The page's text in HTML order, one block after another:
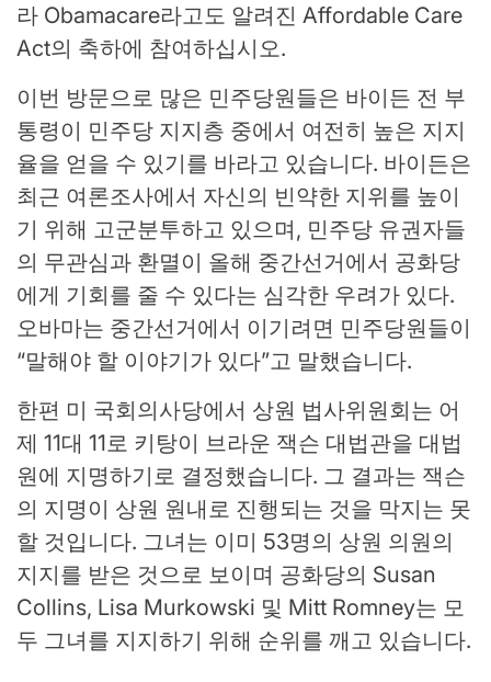
라 Obamacare라고도 알려진 Affordable Care
Act의 축하에 참여하십시오.
이번 방문으로 많은 민주당원들은 바이든 전 부
통령이 민주당 지지층 중에서 여전히 높은 지지
율을 얻을 수 있기를 바라고 있습니다. 바이든은
최근 여론조사에서 자신의 빈약한 지위를 높이
기 위해 고군분투하고 있으며, 민주당 유권자들
의 무관심과 환멸이 올해 중간선거에서 공화당
에게 기회를 줄 수 있다는 심각한 우려가 있다.
오바마는 중간선거에서 이기려면 민주당원들이
“말해야 할 이야기가 있다”고 말했습니다.
한편 미 국회의사당에서 상원 법사위원회는 어
제 11대 11로 키탕이 브라운 잭슨 대법관을 대법
원에 지명하기로 결정했습니다. 그 결과는 잭슨
의 지명이 상원 원내로 진행되는 것을 막지는 못
할 것입니다. 그녀는 이미 53명의 상원 의원의
지지를 받은 것으로 보이며 공화당의 Susan
Collins, Lisa Murkowski 및 Mitt Romney는 모
두 그녀를 지지하기 위해 순위를 깨고 있습니다.